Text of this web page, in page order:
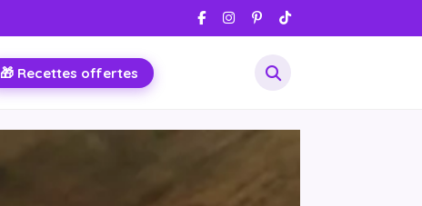
🎁 Recettes offertes